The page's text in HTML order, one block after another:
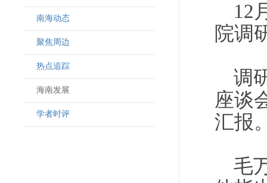
南海动态
聚焦周边
热点追踪
海南发展
学者时评
12
院调
调
座谈
汇报
毛